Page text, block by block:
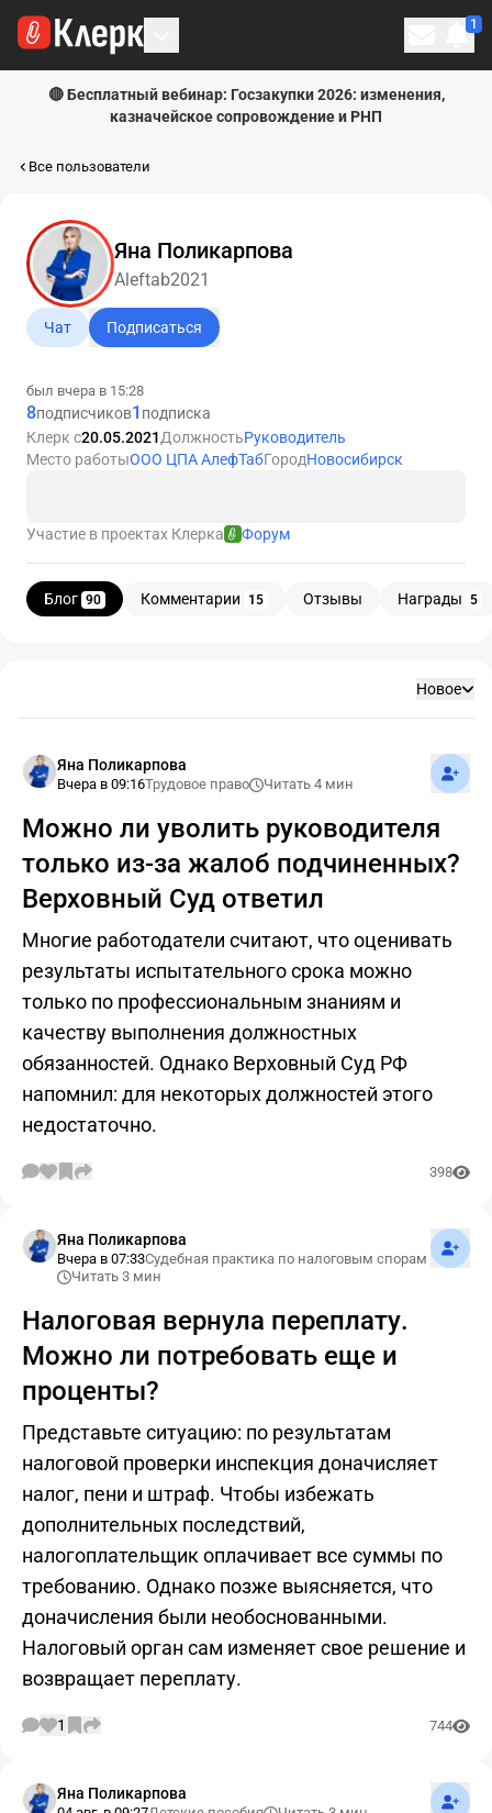
1
🔴 Бесплатный вебинар: Госзакупки 2026: изменения,
казначейское сопровождение и РНП
Все пользователи
Яна Поликарпова
Aleftab2021
Чат Подписаться
был вчера в 15:28
8подписчиков1 подписка
Клерк с20.05.2021ДолжностьРуководитель
Место работыООО ЦПА АлефТабГородНовосибирск
Участие в проектах Клерка Форум
Блог 90 Комментарии 15 Отзывы Награды 5
Новое
Яна Поликарпова
Вчера в 09:16Трудовое право Читать 4 мин
Можно ли уволить руководителя
только из-за жалоб подчиненных?
Верховный Суд ответил
Многие работодатели считают, что оценивать
результаты испытательного срока можно
только по профессиональным знаниям и
качеству выполнения должностных
обязанностей. Однако Верховный Суд РФ
напомнил: для некоторых должностей этого
недостаточно.
398
Яна Поликарпова
Вчера в 07:33Судебная практика по налоговым спорам
Читать 3 мин
Налоговая вернула переплату.
Можно ли потребовать еще и
проценты?
Представьте ситуацию: по результатам
налоговой проверки инспекция доначисляет
налог, пени и штраф. Чтобы избежать
дополнительных последствий,
налогоплательщик оплачивает все суммы по
требованию. Однако позже выясняется, что
доначисления были необоснованными.
Налоговый орган сам изменяет свое решение и
возвращает переплату.
1 744
Яна Поликарпова